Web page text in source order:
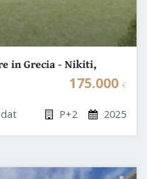
in Grecia - Nikiti,
175.000 €
P+2 2025